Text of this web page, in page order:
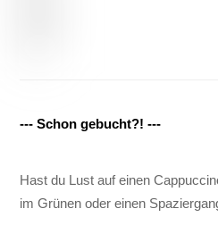
--- Schon gebucht?! ---
Hast du Lust auf einen
im Grünen oder einen